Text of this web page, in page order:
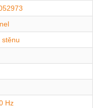
stěnu
Hz